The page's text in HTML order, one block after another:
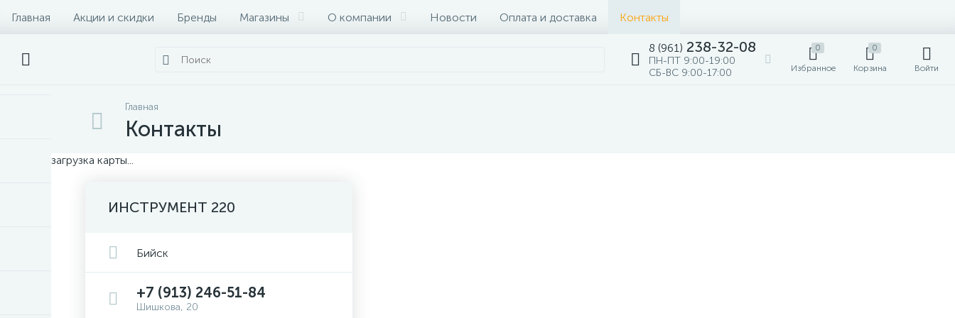
Главная Акции и скидки Бренды Магазины О компании Новости Оплата и доставка Контакты
8 (961) 238-32-08
ПН-ПТ 9:00-19:00
СБ-ВС 9:00-17:00
0
Избранное
0
Корзина Войти
Главная
Контакты
ИНСТРУМЕНТ 220
Бийск
+7 (913) 246-51-84
Шишкова, 20
загрузка карты...